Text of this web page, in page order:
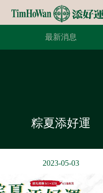
最新消息
線上訂餐
線上訂位
最新消息
粽夏添好運
2023-05-03